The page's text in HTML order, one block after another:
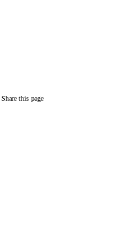
Share this page